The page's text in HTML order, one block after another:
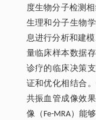
度生物分子检测
生理和分子生物
息进行分析和建
量临床样本数据
诊疗的临床决策
证和优化相结合
共振血管成像效
像（Fe-MRA）能